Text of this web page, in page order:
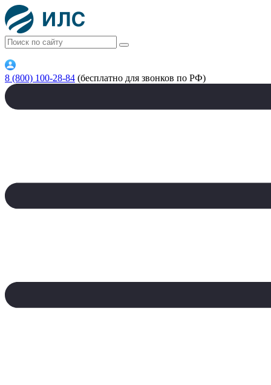
8 (800) 100-28-84 (бесплатно для звонков по РФ)